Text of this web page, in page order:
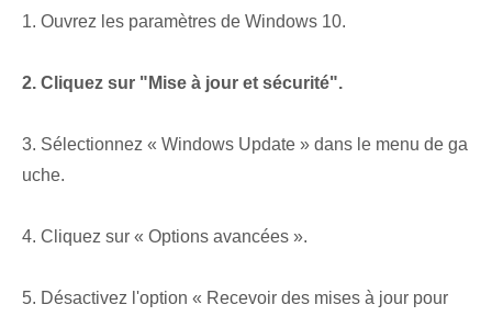
1. Ouvrez les paramètres de Windows 10.
2. Cliquez sur "Mise à jour et sécurité".
3. Sélectionnez « Windows Update » dans le menu de ga
uche.
4. Cliquez sur « Options avancées ».
5. Désactivez l'option « Recevoir des mises à jour pour